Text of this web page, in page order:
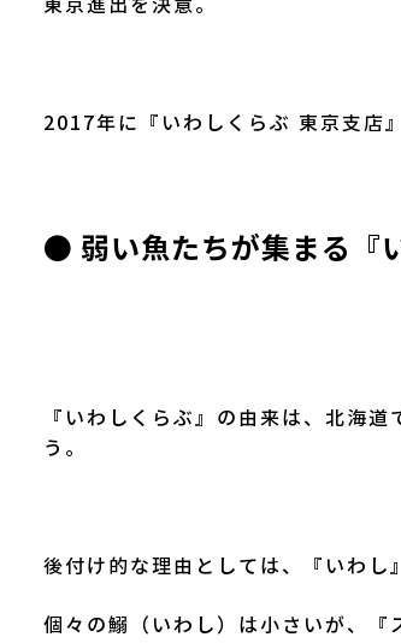
東京進出を決意。
2017年に『いわしくらぶ 東京支店
● 弱い魚たちが集まる『
『いわしくらぶ』の由来は、北海
う。
後付け的な理由としては、『いわ
個々の鰯（いわし）は小さいが、